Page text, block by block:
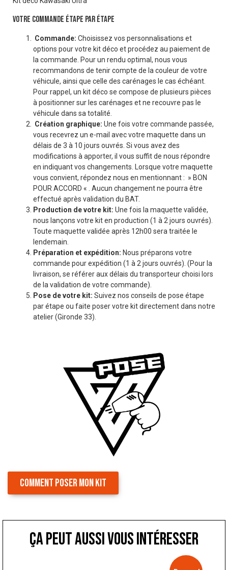
VOTRE COMMANDE ÉTAPE PAR ÉTAPE
Commande: Choisissez vos personnalisations et
options pour votre kit déco et procédez au paiement de
la commande. Pour un rendu optimal, nous vous
recommandons de tenir compte de la couleur de votre
véhicule, ainsi que celle des carénages le cas échéant.
Pour rappel, un kit déco se compose de plusieurs pièces
à positionner sur les carénages et ne recouvre pas le
véhicule dans sa totalité.
Création graphique: Une fois votre commande passée,
vous recevrez un e-mail avec votre maquette dans un
délais de 3 à 10 jours ouvrés. Si vous avez des
modifications à apporter, il vous suffit de nous répondre
en indiquant vos changements. Lorsque votre maquette
vous convient, répondez nous en mentionnant : » BON
POUR ACCORD « . Aucun changement ne pourra être
effectué après validation du BAT.
Production de votre kit: Une fois la maquette validée,
nous lançons votre kit en production (1 à 2 jours ouvrés).
Toute maquette validée après 12h00 sera traitée le
lendemain.
Préparation et expédition: Nous préparons votre
commande pour expédition (1 à 2 jours ouvrés). (Pour la
livraison, se référer aux délais du transporteur choisi lors
de la validation de votre commande).
Pose de votre kit: Suivez nos conseils de pose étape
par étape ou faite poser votre kit directement dans notre
atelier (Gironde 33).
COMMENT POSER MON KIT
ça peut aussi vous intéresser